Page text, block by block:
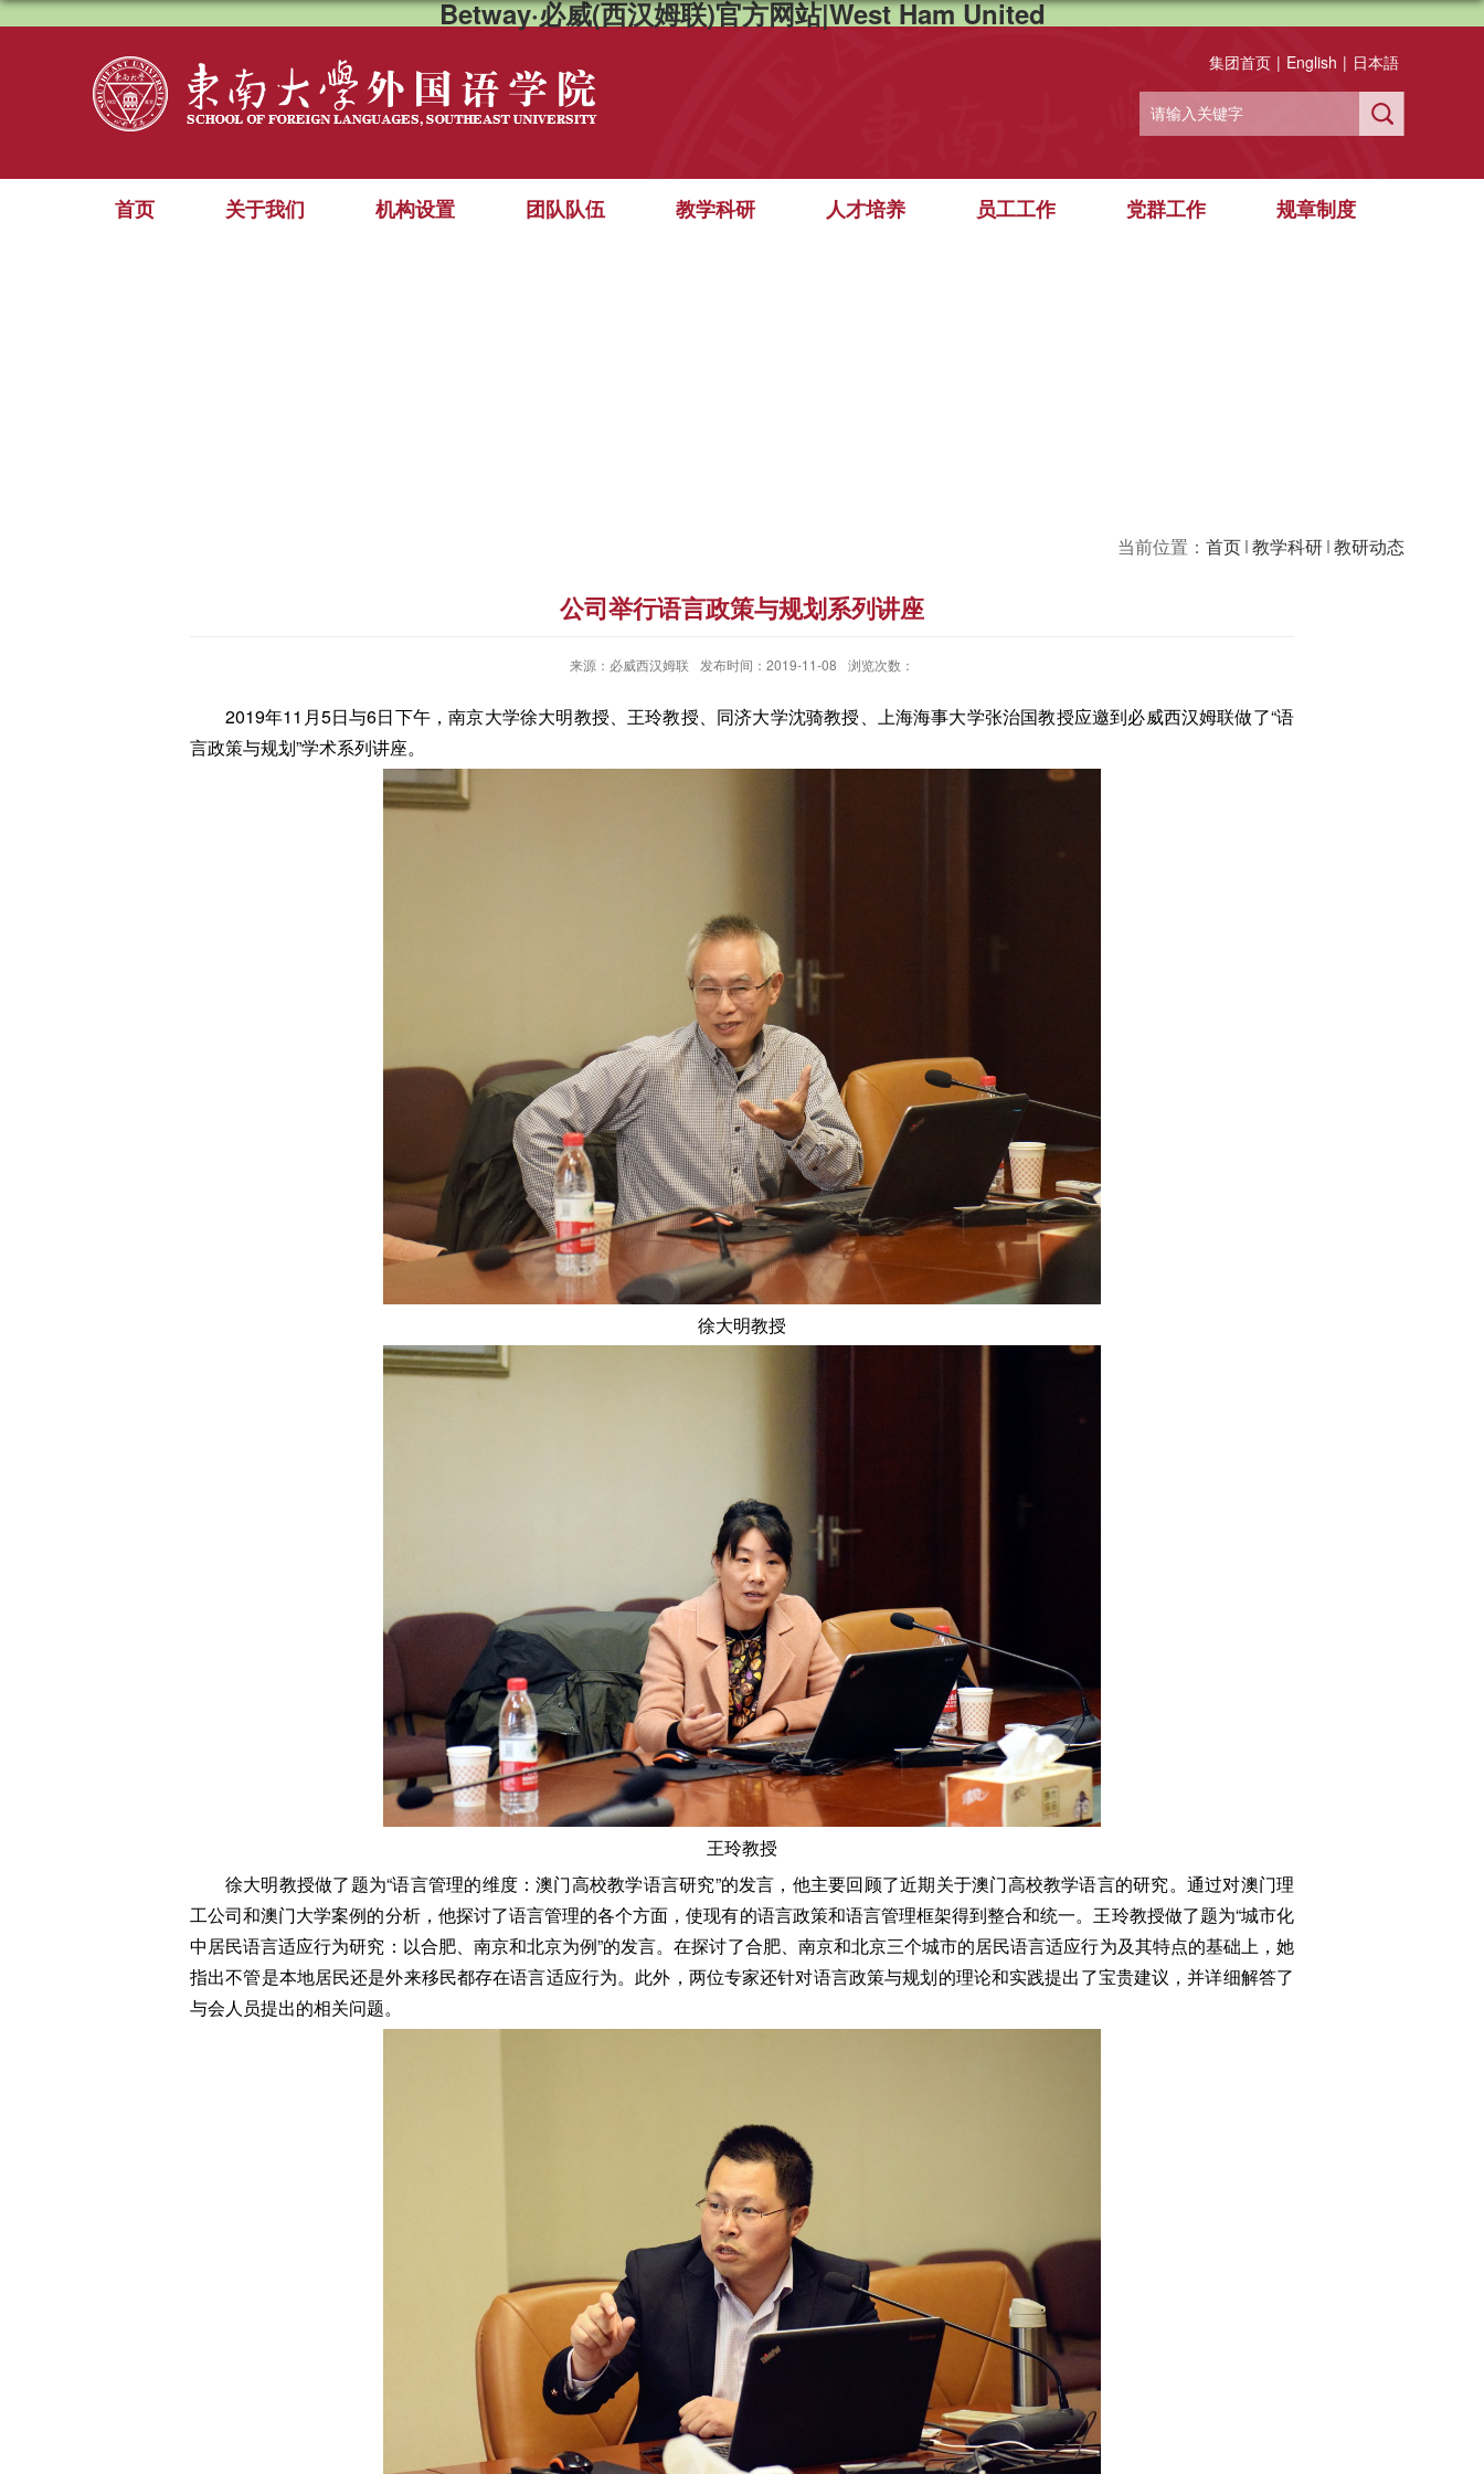
Betway·必威(西汉姆联)官方网站|West Ham United
集团首页 | English | 日本語
首页 关于我们 机构设置 团队队伍 教学科研 人才培养 员工工作 党群工作 规章制度
当前位置： 首页 教学科研 教研动态
公司举行语言政策与规划系列讲座
来源：必威西汉姆联 发布时间：2019-11-08 浏览次数：
2019年11月5日与6日下午，南京大学徐大明教授、王玲教授、同济大学沈骑教授、上海海事大学张治国教授应邀到必威西汉姆联做了“语
言政策与规划”学术系列讲座。
徐大明教授
王玲教授
徐大明教授做了题为“语言管理的维度：澳门高校教学语言研究”的发言，他主要回顾了近期关于澳门高校教学语言的研究。通过对澳门理
工公司和澳门大学案例的分析，他探讨了语言管理的各个方面，使现有的语言政策和语言管理框架得到整合和统一。王玲教授做了题为“城市化
中居民语言适应行为研究：以合肥、南京和北京为例”的发言。在探讨了合肥、南京和北京三个城市的居民语言适应行为及其特点的基础上，她
指出不管是本地居民还是外来移民都存在语言适应行为。此外，两位专家还针对语言政策与规划的理论和实践提出了宝贵建议，并详细解答了
与会人员提出的相关问题。